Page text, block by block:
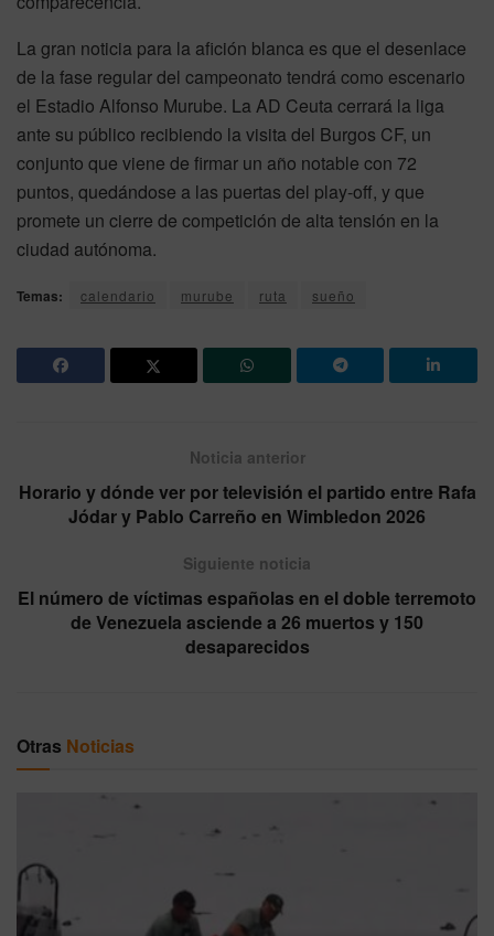
La gran noticia para la afición blanca es que el desenlace
de la fase regular del campeonato tendrá como escenario
el Estadio Alfonso Murube. La AD Ceuta cerrará la liga
ante su público recibiendo la visita del Burgos CF, un
conjunto que viene de firmar un año notable con 72
puntos, quedándose a las puertas del play-off, y que
promete un cierre de competición de alta tensión en la
ciudad autónoma.
Temas: calendario murube ruta sueño
Noticia anterior
Horario y dónde ver por televisión el partido entre Rafa
Jódar y Pablo Carreño en Wimbledon 2026
Siguiente noticia
El número de víctimas españolas en el doble terremoto
de Venezuela asciende a 26 muertos y 150
desaparecidos
Otras Noticias